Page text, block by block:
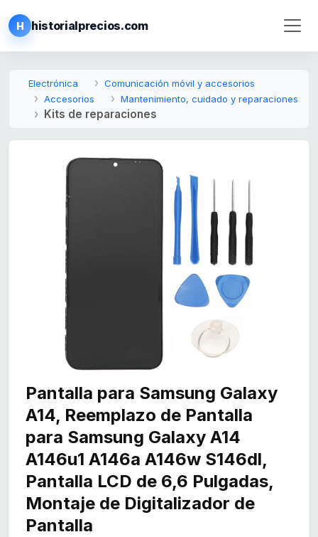
H historialprecios.com
Electrónica
Comunicación móvil y accesorios
Accesorios
Mantenimiento, cuidado y reparaciones
Kits de reparaciones
Pantalla para Samsung Galaxy
A14, Reemplazo de Pantalla
para Samsung Galaxy A14
A146u1 A146a A146w S146dl,
Pantalla LCD de 6,6 Pulgadas,
Montaje de Digitalizador de
Pantalla